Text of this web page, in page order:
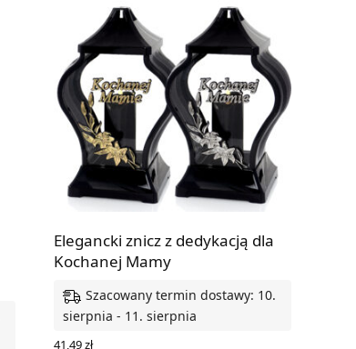
Elegancki znicz z dedykacją dla
Kochanej Mamy
Szacowany termin dostawy: 10.
sierpnia - 11. sierpnia
41,49zł